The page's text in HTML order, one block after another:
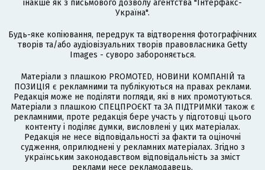
інакше як з письмового дозволу агентства "Інтерфакс-
Україна".
Будь-яке копіювання, передрук та відтворення фотографічних
творів та/або аудіовізуальних творів правовласника Getty
Images - суворо забороняється.
Матеріали з плашкою PROMOTED, НОВИНИ КОМПАНІЙ та
ПОЗИЦІЯ є рекламними та публікуються на правах реклами.
Редакція може не поділяти погляди, які в них промотуються.
Матеріали з плашкою СПЕЦПРОЄКТ та ЗА ПІДТРИМКИ також є
рекламними, проте редакція бере участь у підготовці цього
контенту і поділяє думки, висловлені у цих матеріалах.
Редакція не несе відповідальності за факти та оціночні
судження, оприлюднені у рекламних матеріалах. Згідно з
українським законодавством відповідальність за зміст
реклами несе рекламодавець.